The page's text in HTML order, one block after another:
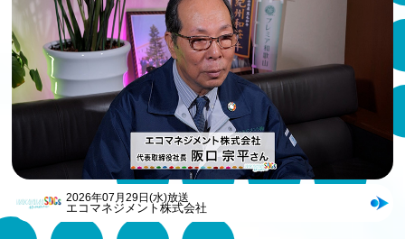
2026年07月29日(水)放送
エコマネジメント株式会社